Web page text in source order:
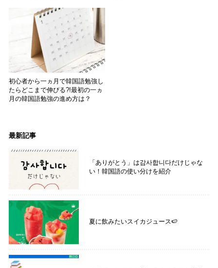
初心者から一ヵ月で韓国語勉強し
たらどこまで伸びる?!最初の一ヵ
月の韓国語勉強の進め方は？
最新記事
「ありがとう」は감사합니다だけじゃな
い！韓国語の使い分けを紹介
夏に飲みたいスイカジュース🍉